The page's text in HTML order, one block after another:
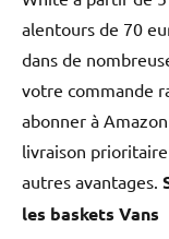
alentours de 70
dans de
votre commande
abonner à
livraison
autres avantages.
les baskets Vans